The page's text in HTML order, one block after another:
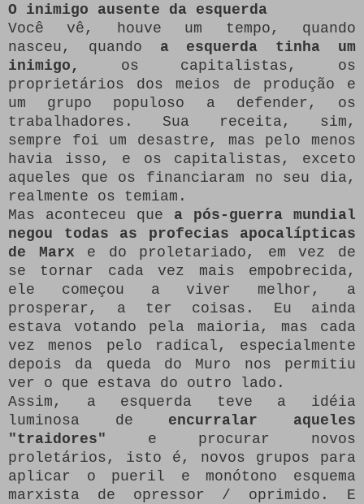
O inimigo ausente da esquerda
Você vê, houve um tempo, quando
nasceu, quando a esquerda tinha um
inimigo,
os capitalistas, os
proprietários dos meios de produção e
um grupo populoso a defender, os
trabalhadores.
Sua receita, sim,
sempre foi um desastre, mas pelo menos
havia isso, e os capitalistas, exceto
aqueles que os financiaram no seu dia,
realmente os temiam.
Mas aconteceu que a pós-guerra mundial
negou todas as profecias apocalípticas
de Marx e do proletariado, em vez de
se tornar cada vez mais empobrecida,
ele começou a viver melhor, a
prosperar, a ter coisas.
Eu ainda
estava votando pela maioria, mas cada
vez menos pelo radical, especialmente
depois da queda do Muro nos permitiu
ver o que estava do outro lado.
Assim, a esquerda teve a idéia
luminosa de encurralar aqueles
"traidores" e procurar novos
proletários, isto é, novos grupos para
aplicar o pueril e monótono esquema
marxista de opressor / oprimido.
E